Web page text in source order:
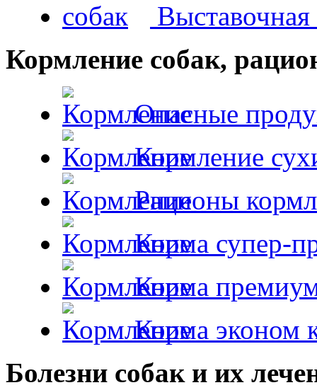
Выставочная
Кормление собак,
Опасные
Кормление
Рационы
Корма супер-
Корма премиум
Корма эконом
Болезни собак и их